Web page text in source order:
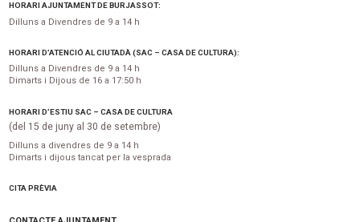
HORARI AJUNTAMENT DE BURJASSOT:
Dilluns a Divendres de 9 a 14 h
HORARI D’ATENCIÓ AL CIUTADÀ (SAC – CASA DE CULTURA):
Dilluns a Divendres de 9 a 14 h
Dimarts i Dijous de 16 a 17:50 h
HORARI D’ESTIU SAC – CASA DE CULTURA
(del 15 de juny al 30 de setembre)
Dilluns a divendres de 9 a 14 h
Dimarts i dijous tancat per la vesprada
CITA PRÈVIA